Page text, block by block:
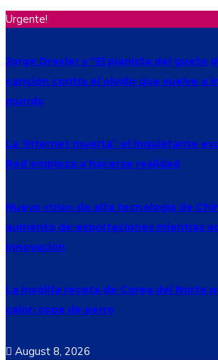
Urgente!
Jorge Drexler y “El pianista del gueto
canción contra el olvido que vuelve a
mundo
La ‘Internet muerta’: el inquietante
Red empieza a hacerse realidad
Nuevo «trío» de alta tecnología de
aumento de exportaciones mientras
innovación
La insólita receta de Corea del Norte
calor: sopa de perro
August 8, 2026